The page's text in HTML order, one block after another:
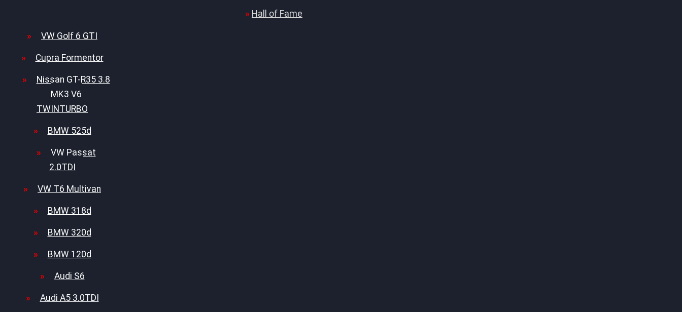
Hall of Fame
VW Golf 6 GTI
Cupra Formentor
Nissan GT-R35 3.8
MK3 V6
TWINTURBO
BMW 525d
VW Passat
2.0TDI
VW T6 Multivan
BMW 318d
BMW 320d
BMW 120d
Audi S6
Audi A5 3.0TDI